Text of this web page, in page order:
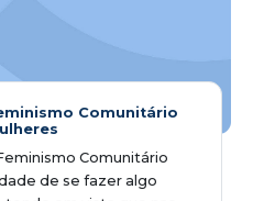
Comunitário
Comunitário
de se fazer algo